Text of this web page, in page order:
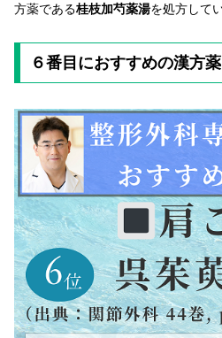
方薬である桂枝加芍薬湯を処方して
６番目におすすめの漢方